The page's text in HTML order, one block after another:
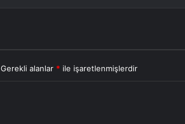
Gerekli alanlar * ile işaretlenmişlerdir